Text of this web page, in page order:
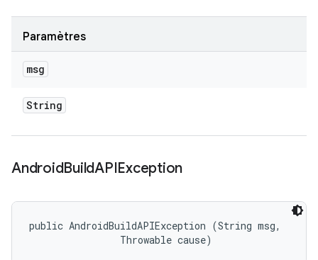
Paramètres
msg
String
AndroidBuildAPIException
public AndroidBuildAPIException (String msg,
                Throwable cause)